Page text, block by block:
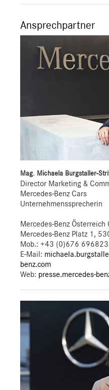
Ansprechpartner
Mag. Michaela Burgstaller-
Director Marketing &
Mercedes-Benz Cars
Unternehmenssprecherin
Mercedes-Benz Österreich
Mercedes-Benz Platz 1,
Mob.: +43 (0)676
E-Mail:
benz.com
Web: presse.mercedes-